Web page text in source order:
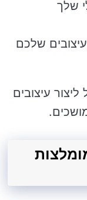
שלך
שלכם
עיצובים